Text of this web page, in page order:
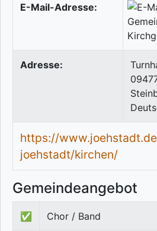
E-Mail-Adresse:
Adresse:
https://
joehstadt/kirchen/
Gemeindeangebot
✅ Chor / Band